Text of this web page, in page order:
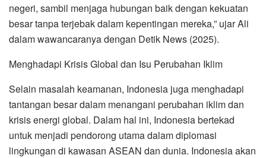
negeri, sambil menjaga hubungan baik dengan kekuatan
besar tanpa terjebak dalam kepentingan mereka,” ujar Ali
dalam wawancaranya dengan Detik News (2025).
Menghadapi Krisis Global dan Isu Perubahan Iklim
Selain masalah keamanan, Indonesia juga menghadapi
tantangan besar dalam menangani perubahan iklim dan
krisis energi global. Dalam hal ini, Indonesia bertekad
untuk menjadi pendorong utama dalam diplomasi
lingkungan di kawasan ASEAN dan dunia. Indonesia akan